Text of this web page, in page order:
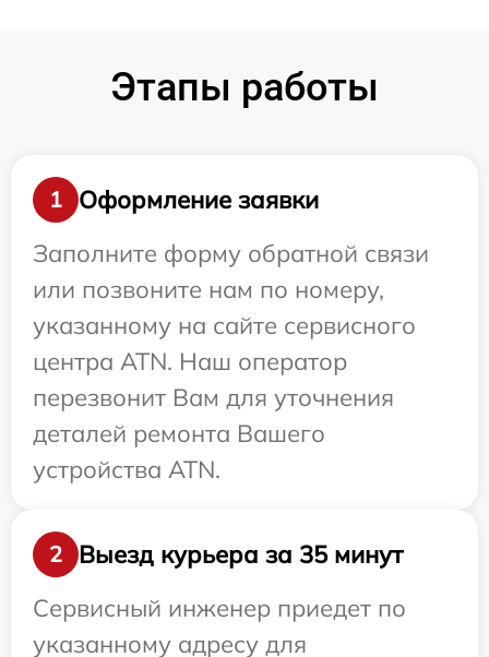
Этапы работы
1
Оформление заявки
Заполните форму обратной связи
или позвоните нам по номеру,
указанному на сайте сервисного
центра ATN. Наш оператор
перезвонит Вам для уточнения
деталей ремонта Вашего
устройства ATN.
2
Выезд курьера за 35 минут
Сервисный инженер приедет по
указанному адресу для